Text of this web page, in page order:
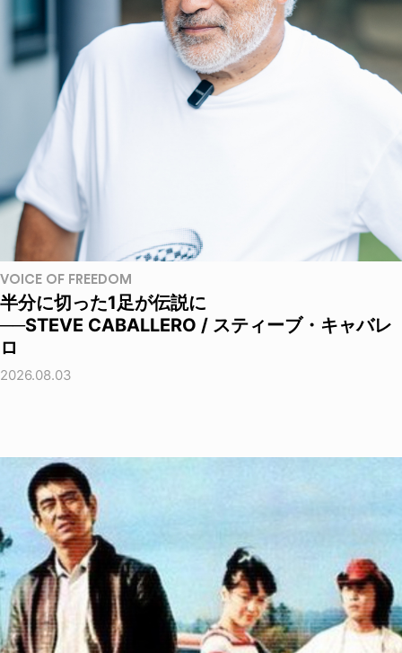
VOICE OF FREEDOM
半分に切った1足が伝説に
──STEVE CABALLERO / スティーブ・キャバレ
ロ
2026.08.03